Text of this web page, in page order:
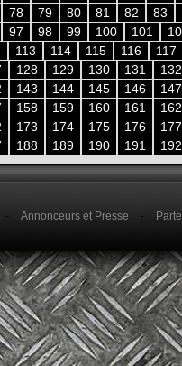
78 79 80 81 82
83
97 98 99 100 101
113 114 115 116
117
128 129 130 131
132
143 144 145 146
147
158 159 160 161
162
173 174 175 176
177
188 189 190 191 192
- Annonceurs et Presse -